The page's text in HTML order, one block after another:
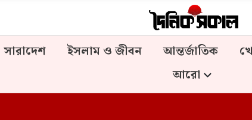
সারাদেশ ইসলাম ও জীবন আন্তর্জাতিক
আরো